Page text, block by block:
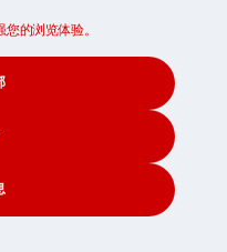
用装箱提示
所有物品均能安全运输至
请留出适当的时间有条不
事故。请您的朋友和家人
箱提示，或
阅读我们的专
多建议：
的浏览体验。